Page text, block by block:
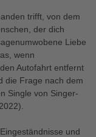
trifft, von dem
der dich
Liebe
wenn
Autofahrt entfernt
die Frage nach dem
Single von Singer-
und